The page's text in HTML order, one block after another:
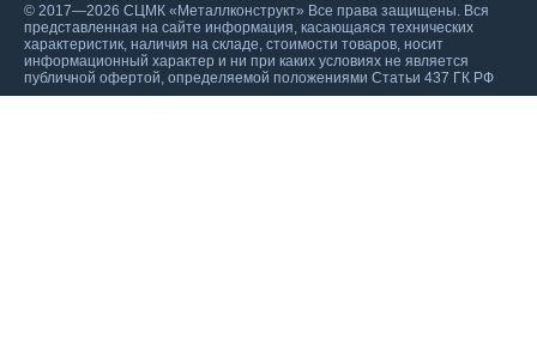
© 2017—2026 СЦМК «Металлконструкт» Все права защищены. Вся
представленная на сайте информация, касающаяся технических
характеристик, наличия на складе, стоимости товаров, носит
информационный характер и ни при каких условиях не является
публичной офертой, определяемой положениями Статьи 437 ГК РФ